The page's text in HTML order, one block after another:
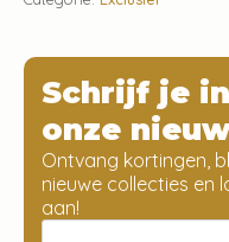
Schrijf je
onze
Ontvang kortingen,
nieuwe collecties en
aan!
Email